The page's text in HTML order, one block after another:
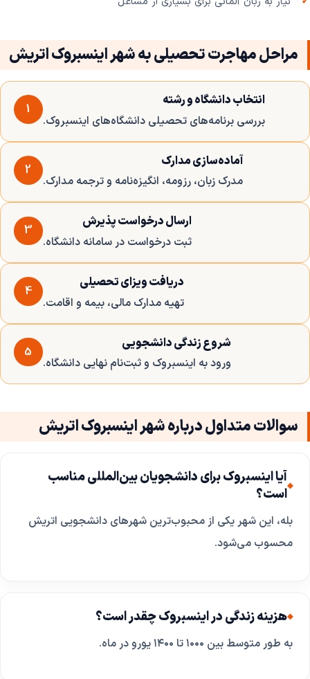
مراحل مهاجرت تحصیلی به شهر اینسبروک اتریش
1
انتخاب دانشگاه و رشته
بررسی برنامه‌های تحصیلی دانشگاه‌های اینسبروک.
2
آماده‌سازی مدارک
مدرک زبان، رزومه، انگیزه‌نامه و ترجمه مدارک.
3
ارسال درخواست پذیرش
ثبت درخواست در سامانه دانشگاه.
4
دریافت ویزای تحصیلی
تهیه مدارک مالی، بیمه و اقامت.
5
شروع زندگی دانشجویی
ورود به اینسبروک و ثبت‌نام نهایی دانشگاه.
سوالات متداول درباره شهر اینسبروک اتریش
آیا اینسبروک برای دانشجویان بین‌المللی مناسب
است؟
بله، این شهر یکی از محبوب‌ترین شهرهای دانشجویی اتریش
محسوب می‌شود.
هزینه زندگی در اینسبروک چقدر است؟
به طور متوسط بین ۱۰۰۰ تا ۱۴۰۰ یورو در ماه.